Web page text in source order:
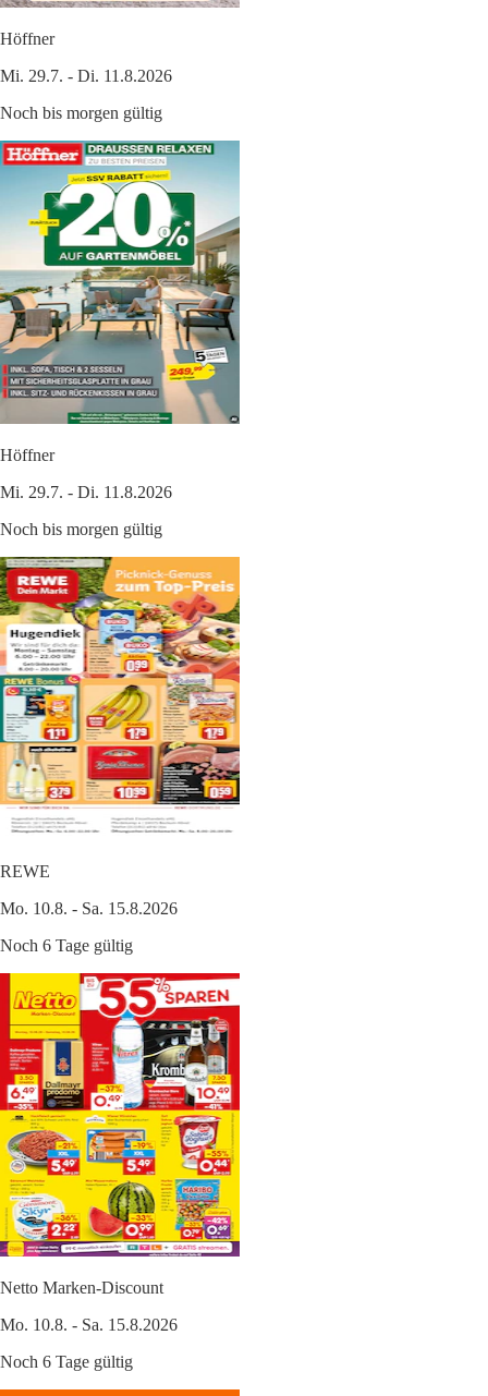
Höffner
Mi. 29.7. - Di. 11.8.2026
Noch bis morgen gültig
Höffner
Mi. 29.7. - Di. 11.8.2026
Noch bis morgen gültig
REWE
Mo. 10.8. - Sa. 15.8.2026
Noch 6 Tage gültig
Netto Marken-Discount
Mo. 10.8. - Sa. 15.8.2026
Noch 6 Tage gültig